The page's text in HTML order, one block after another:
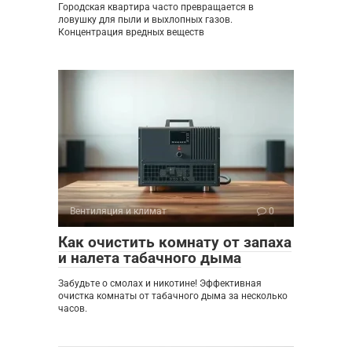
Городская квартира часто превращается в
ловушку для пыли и выхлопных газов.
Концентрация вредных веществ
Вентиляция и климат 0
Как очистить комнату от запаха
и налета табачного дыма
Забудьте о смолах и никотине! Эффективная
очистка комнаты от табачного дыма за несколько
часов.